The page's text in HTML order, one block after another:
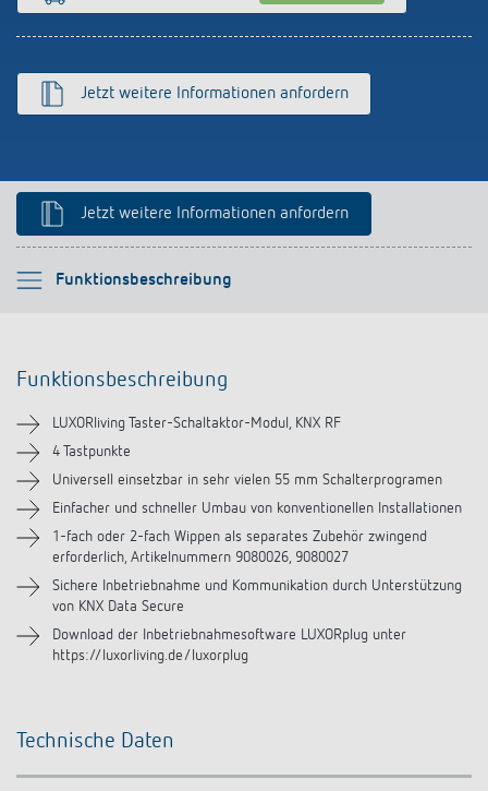
Anfahrt
Jetzt weitere Informationen anfordern
Jetzt weitere Informationen anfordern
Funktionsbeschreibung
Bitte auswählen
Technische Informationen
Downloads
Videos
Zubehör
Funktionsbeschreibung
LUXORliving Taster-Schaltaktor-Modul, KNX RF
4 Tastpunkte
Universell einsetzbar in sehr vielen 55 mm Schalterprogramen
Einfacher und schneller Umbau von konventionellen Installationen
1-fach oder 2-fach Wippen als separates Zubehör zwingend
erforderlich, Artikelnummern 9080026, 9080027
Sichere Inbetriebnahme und Kommunikation durch Unterstützung
von KNX Data Secure
Download der Inbetriebnahmesoftware LUXORplug unter
https://luxorliving.de/luxorplug
Technische Daten